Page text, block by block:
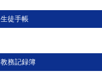
生徒手帳
教務記録簿